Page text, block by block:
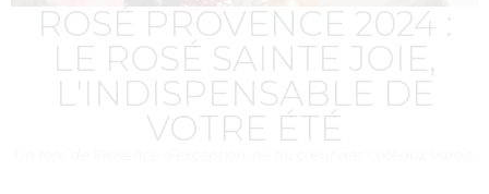
ROSÉ PROVENCE 2024 :
LE ROSÉ SAINTE JOIE,
L'INDISPENSABLE DE
VOTRE ÉTÉ